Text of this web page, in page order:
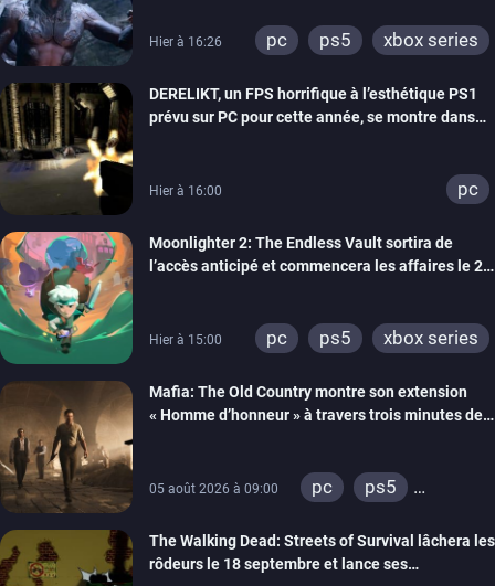
Hier à 16:26 pc ps5 xbox series
DERELIKT, un FPS horrifique à l’esthétique PS1
prévu sur PC pour cette année, se montre dans
Hier à 16:00 pc
Moonlighter 2: The Endless Vault sortira de
l’accès anticipé et commencera les affaires le 2
Hier à 15:00 pc ps5 xbox series
Mafia: The Old Country montre son extension
« Homme d’honneur » à travers trois minutes de
05 août 2026 à 09:00 pc
ps5
The Walking Dead: Streets of Survival lâchera les
rôdeurs le 18 septembre et lance ses